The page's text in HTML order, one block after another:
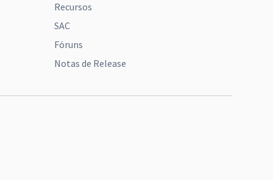
Recursos
SAC
Fóruns
Notas de Release